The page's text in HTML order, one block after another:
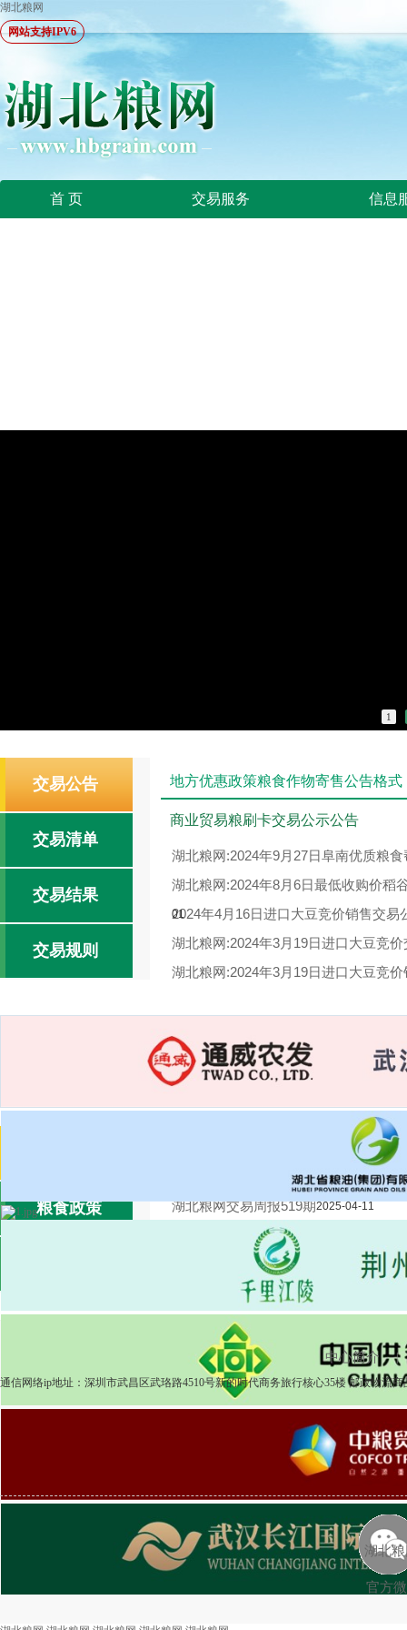
湖北粮网
网站支持IPV6
首 页 交易服务 信息
1
交易公告
交易清单
交易结果
交易规则
地方优惠政策粮食作物寄售公告格式
商业贸易粮刷卡交易公示公告
湖北粮网:2024年9月27日阜南优质粮
湖北粮网:2024年8月6日最低收购价稻
01
2024年4月16日进口大豆竞价销售交易
湖北粮网:2024年3月19日进口大豆竞
湖北粮网:2024年3月19日进口大豆竞
粮食政策
湖北粮网:湖北粮网交易周报520期2025-
湖北粮网交易周报519期2025-04-11
湖北粮网:湖北粮网交易周报518期2025-
中心简介
|
通信网络ip地址：深圳市武昌区武珞路4510号新的时代商务旅行核心35楼 邮政物流
湖北
官方